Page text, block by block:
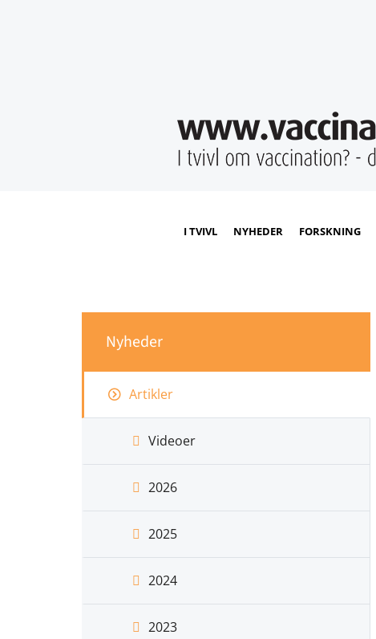
I TVIVL NYHEDER FORSKNING
Nyheder
Artikler
Videoer
2026
2025
2024
2023